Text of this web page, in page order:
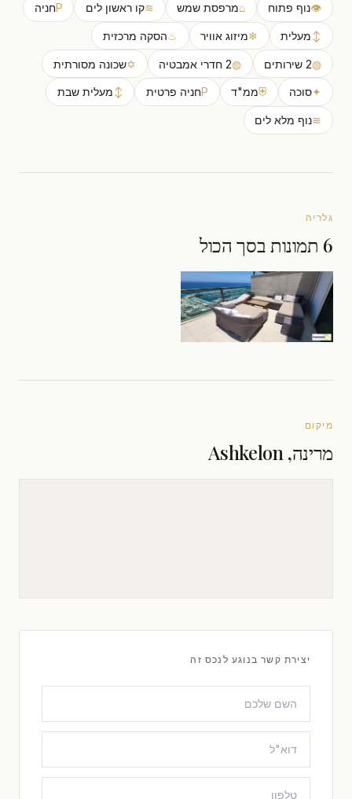
👁נוף פתוח ⌂מרפסת שמש ≋קו ראשון לים Pחניה
↕מעלית ❄מיזוג אוויר ♨הסקה מרכזית
◍2 שירותים ◍2 חדרי אמבטיה ✡שכונה מסורתית
✦סוכה ⛨ממ"ד Pחניה פרטית ↕מעלית שבת
≋נוף מלא לים
גלריה
6 תמונות בסך הכול
מיקום
מרינה, Ashkelon
יצירת קשר בנוגע לנכס זה